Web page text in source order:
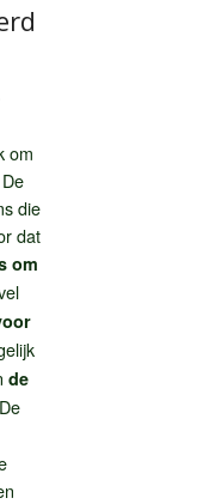
om
die
dat
om
de